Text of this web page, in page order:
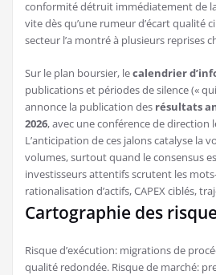
conformité détruit immédiatement de
vite dès qu’une rumeur d’écart qualité
secteur l’a montré à plusieurs reprises
Sur le plan boursier, lecalendrier
publications et périodes de silence («
annonce la publication des résultats
2026, avec une conférence de direction
L’anticipation de ces jalons catalyse la
volumes, surtout quand le consensus
investisseurs attentifs scrutent les
rationalisation d’actifs, CAPEX ciblés,
Cartographie des
Risque d’exécution: migrations de
qualité redondée. Risque de marché: